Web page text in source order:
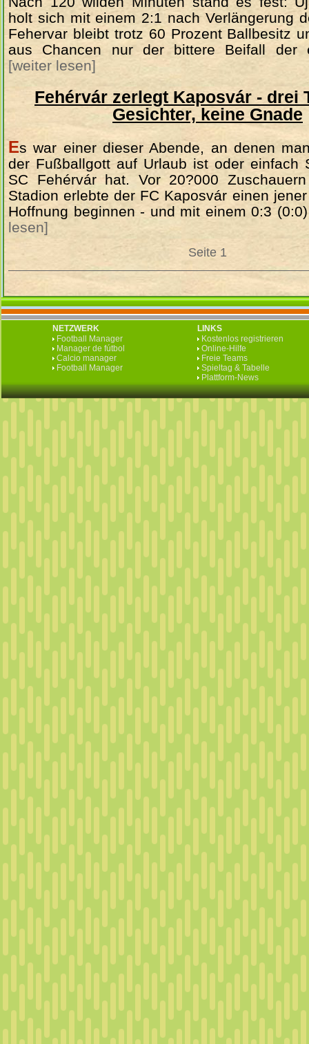
holt sich mit einem 2:1 nach Verlängerung
Fehervar bleibt trotz 60 Prozent Ballbesitz
aus Chancen nur der bittere Beifall der
[weiter lesen]
Fehérvár zerlegt Kaposvár - drei
Gesichter, keine Gnade
Es war einer dieser Abende, an denen
der Fußballgott auf Urlaub ist oder einfach
SC Fehérvár hat. Vor 20?000
Stadion erlebte der FC Kaposvár einen
Hoffnung beginnen - und mit einem 0:3
lesen]
Seite 1
NETZWERK
Football Manager
Manager de fútbol
Calcio manager
Football Manager
LINKS
Kostenlos registrieren
Online-Hilfe
Freie Teams
Spieltag & Tabelle
Plattform-News